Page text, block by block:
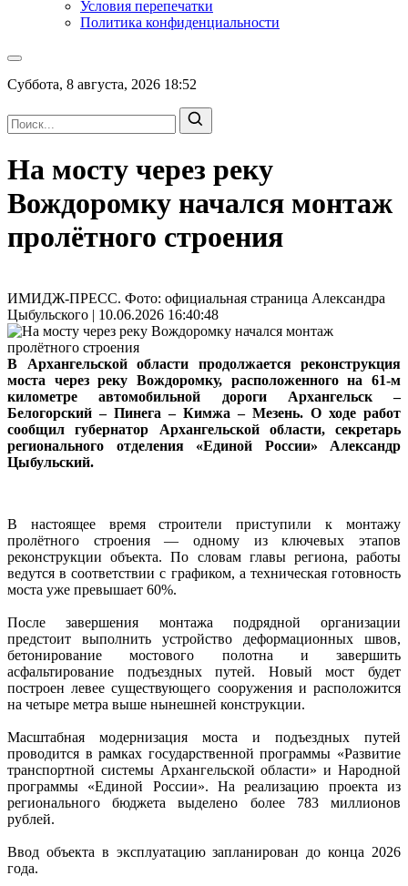
Условия перепечатки
Политика конфиденциальности
Суббота, 8 августа, 2026 18:52
На мосту через реку
Вождоромку начался монтаж
пролётного строения
ИМИДЖ-ПРЕСС. Фото: официальная страница Александра
Цыбульского | 10.06.2026 16:40:48
В Архангельской области продолжается реконструкция
моста через реку Вождоромку, расположенного на 61-м
километре автомобильной дороги Архангельск –
Белогорский – Пинега – Кимжа – Мезень. О ходе работ
сообщил губернатор Архангельской области, секретарь
регионального отделения «Единой России» Александр
Цыбульский.
В настоящее время строители приступили к монтажу
пролётного строения — одному из ключевых этапов
реконструкции объекта. По словам главы региона, работы
ведутся в соответствии с графиком, а техническая готовность
моста уже превышает 60%.
После завершения монтажа подрядной организации
предстоит выполнить устройство деформационных швов,
бетонирование мостового полотна и завершить
асфальтирование подъездных путей. Новый мост будет
построен левее существующего сооружения и расположится
на четыре метра выше нынешней конструкции.
Масштабная модернизация моста и подъездных путей
проводится в рамках государственной программы «Развитие
транспортной системы Архангельской области» и Народной
программы «Единой России». На реализацию проекта из
регионального бюджета выделено более 783 миллионов
рублей.
Ввод объекта в эксплуатацию запланирован до конца 2026
года.